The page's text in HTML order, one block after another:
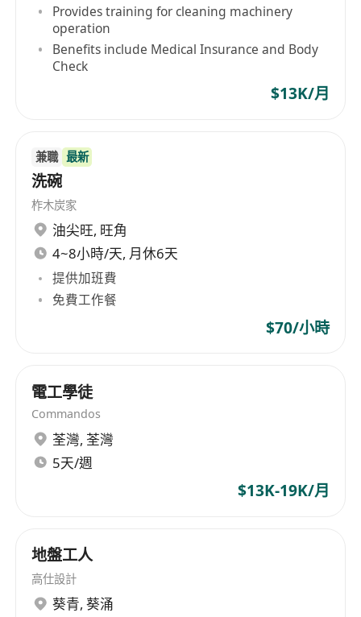
Provides training for cleaning machinery
operation
Benefits include Medical Insurance and Body
Check
$13K/月
兼職 最新
洗碗
柞木炭家
油尖旺, 旺角
4~8小時/天, 月休6天
提供加班費
免費工作餐
$70/小時
電工學徒
Commandos
荃灣, 荃灣
5天/週
$13K-19K/月
地盤工人
高仕設計
葵青, 葵涌